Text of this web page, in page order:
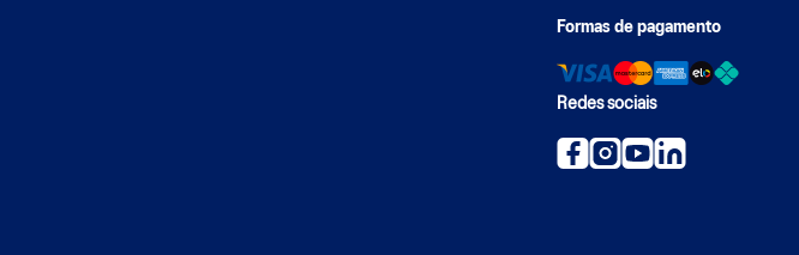
Formas de pagamento
Redes sociais